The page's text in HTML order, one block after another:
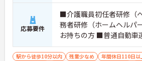
応募要件
■介護職員初任者研修（
務者研修（ホームヘルパ
お持ちの方 ■普通自動車
可）※業務で運転します
駅から徒歩10分以内 残業少なめ 年間休日110日以